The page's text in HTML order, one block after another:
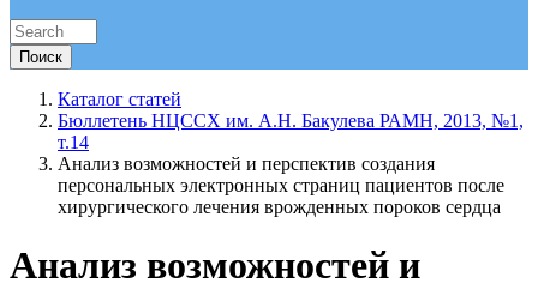
Каталог статей
Бюллетень НЦССХ им. А.Н. Бакулева РАМН, 2013, №1,
т.14
Анализ возможностей и перспектив создания
персональных электронных страниц пациентов после
хирургического лечения врожденных пороков сердца
Анализ возможностей и